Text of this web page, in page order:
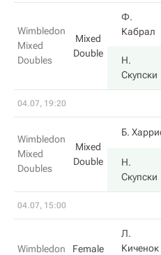
Wimbledon
Mixed
Doubles
Mixed
Double
Ф.
Кабрал
Н.
Скупски
04.07, 19:20
Wimbledon
Mixed
Doubles
Mixed
Double
Б.
Н.
Скупски
04.07, 15:00
Wimbledon
Female
Л.
Киченок